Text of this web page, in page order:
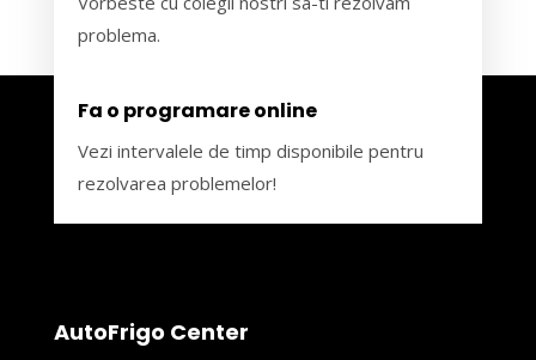
problema.
Fa o programare online
Vezi intervalele de timp disponibile pentru
rezolvarea problemelor!
AutoFrigo Center